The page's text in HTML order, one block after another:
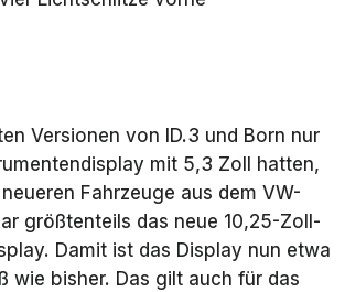
Versionen von ID.3 und Born nur
mit 5,3 Zoll hatten,
Fahrzeuge aus dem VW-
größtenteils das neue 10,25-Zoll-
Damit ist das Display nun etwa
wie bisher. Das gilt auch für das